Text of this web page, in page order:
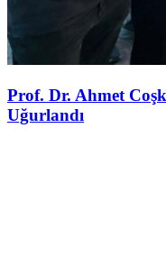
Prof. Dr. Ahmet
Uğurlandı